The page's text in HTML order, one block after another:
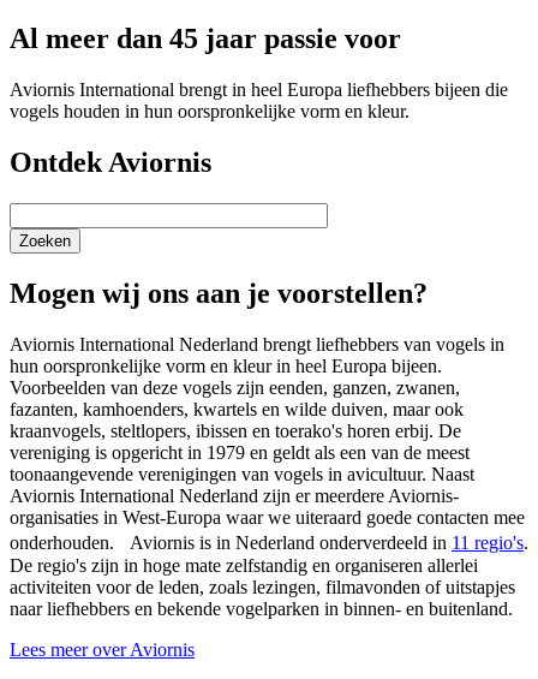
Al meer dan 45 jaar passie voor
Aviornis International brengt in heel Europa liefhebbers bijeen die
vogels houden in hun oorspronkelijke vorm en kleur.
Ontdek Aviornis
Mogen wij ons aan je voorstellen?
Aviornis International Nederland brengt liefhebbers van vogels in
hun oorspronkelijke vorm en kleur in heel Europa bijeen.
Voorbeelden van deze vogels zijn eenden, ganzen, zwanen,
fazanten, kamhoenders, kwartels en wilde duiven, maar ook
kraanvogels, steltlopers, ibissen en toerako's horen erbij. De
vereniging is opgericht in 1979 en geldt als een van de meest
toonaangevende verenigingen van vogels in avicultuur. Naast
Aviornis International Nederland zijn er meerdere Aviornis-
organisaties in West-Europa waar we uiteraard goede contacten mee
onderhouden. Aviornis is in Nederland onderverdeeld in 11 regio's.
De regio's zijn in hoge mate zelfstandig en organiseren allerlei
activiteiten voor de leden, zoals lezingen, filmavonden of uitstapjes
naar liefhebbers en bekende vogelparken in binnen- en buitenland.
Lees meer over Aviornis